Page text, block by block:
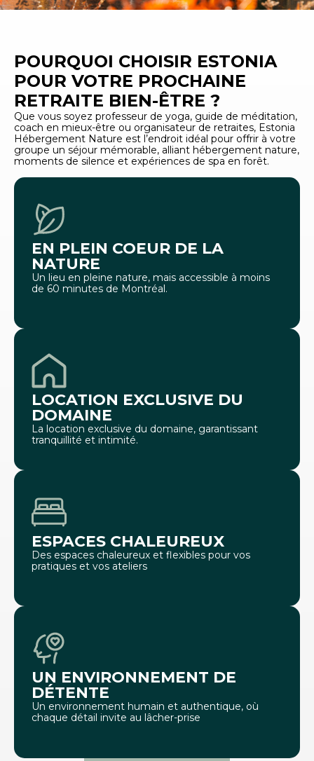
POURQUOI CHOISIR ESTONIA
POUR VOTRE PROCHAINE
RETRAITE BIEN-ÊTRE ?
Que vous soyez professeur de yoga, guide de méditation,
coach en mieux-être ou organisateur de retraites, Estonia
Hébergement Nature est l’endroit idéal pour offrir à votre
groupe un séjour mémorable, alliant hébergement nature,
moments de silence et expériences de spa en forêt.
EN PLEIN COEUR DE LA
NATURE
Un lieu en pleine nature, mais accessible à moins
de 60 minutes de Montréal.
LOCATION EXCLUSIVE DU
DOMAINE
La location exclusive du domaine​, garantissant
tranquillité et intimité.
ESPACES CHALEUREUX
Des espaces chaleureux et flexibles pour vos
pratiques et vos ateliers
UN ENVIRONNEMENT DE
DÉTENTE
Un environnement humain et authentique, où
chaque détail invite au lâcher-prise